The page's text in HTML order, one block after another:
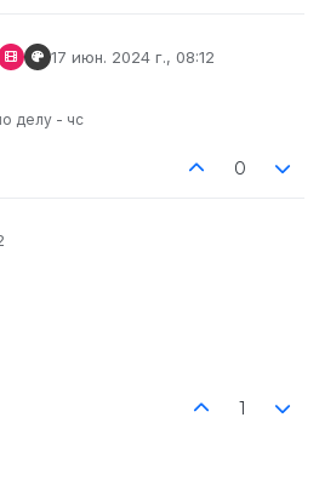
17 июн. 2024 г., 08:12
отредактировано
делу - чс
0
1